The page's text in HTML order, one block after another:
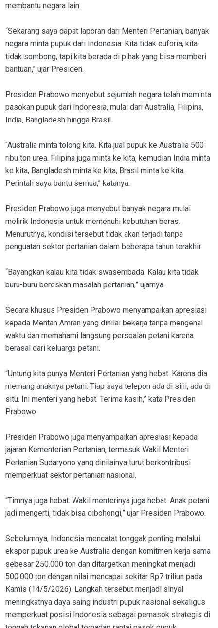
membantu negara lain.
“Sekarang saya dapat laporan dari Menteri Pertanian, banyak
negara minta pupuk dari Indonesia. Kita tidak euforia, kita
tidak sombong, tapi kita berada di pihak yang bisa memberi
bantuan,” ujar Presiden.
Presiden Prabowo menyebut sejumlah negara telah meminta
pasokan pupuk dari Indonesia, mulai dari Australia, Filipina,
India, Bangladesh hingga Brasil.
“Australia minta tolong kita. Kita jual pupuk ke Australia 500
ribu ton urea. Filipina juga minta ke kita, kemudian India minta
ke kita, Bangladesh minta ke kita, Brasil minta ke kita.
Perintah saya bantu semua,” katanya.
Presiden Prabowo juga menyebut banyak negara mulai
melirik Indonesia untuk memenuhi kebutuhan beras.
Menurutnya, kondisi tersebut tidak akan terjadi tanpa
penguatan sektor pertanian dalam beberapa tahun terakhir.
“Bayangkan kalau kita tidak swasembada. Kalau kita tidak
buru-buru bereskan masalah pertanian,” ujarnya.
Secara khusus Presiden Prabowo menyampaikan apresiasi
kepada Mentan Amran yang dinilai bekerja tanpa mengenal
waktu dan memahami langsung persoalan petani karena
berasal dari keluarga petani.
“Untung kita punya Menteri Pertanian yang hebat. Karena dia
memang anaknya petani. Tiap saya telepon ada di sini, ada di
situ. Ini menteri yang hebat. Terima kasih,” kata Presiden
Prabowo
Presiden Prabowo juga menyampaikan apresiasi kepada
jajaran Kementerian Pertanian, termasuk Wakil Menteri
Pertanian Sudaryono yang dinilainya turut berkontribusi
memperkuat sektor pertanian nasional.
“Timnya juga hebat. Wakil menterinya juga hebat. Anak petani
jadi mengerti, tidak bisa dibohongi,” ujar Presiden Prabowo.
Sebelumnya, Indonesia mencatat tonggak penting melalui
ekspor pupuk urea ke Australia dengan komitmen kerja sama
sebesar 250.000 ton dan ditargetkan meningkat menjadi
500.000 ton dengan nilai mencapai sekitar Rp7 triliun pada
Kamis (14/5/2026). Langkah tersebut menjadi sinyal
meningkatnya daya saing industri pupuk nasional sekaligus
memperkuat posisi Indonesia sebagai pemasok strategis di